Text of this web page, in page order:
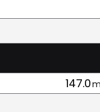
147.0